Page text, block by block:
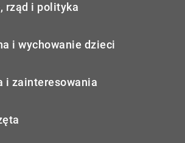
rząd i polityka
i wychowanie dzieci
i zainteresowania